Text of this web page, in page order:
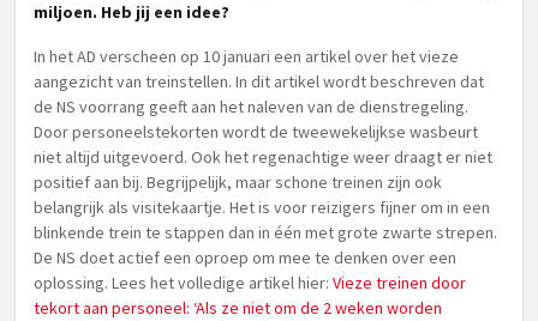
miljoen. Heb jij een idee?
In het AD verscheen op 10 januari een artikel over het vieze
aangezicht van treinstellen. In dit artikel wordt beschreven dat
de NS voorrang geeft aan het naleven van de dienstregeling.
Door personeelstekorten wordt de tweewekelijkse wasbeurt
niet altijd uitgevoerd. Ook het regenachtige weer draagt er niet
positief aan bij. Begrijpelijk, maar schone treinen zijn ook
belangrijk als visitekaartje. Het is voor reizigers fijner om in een
blinkende trein te stappen dan in één met grote zwarte strepen.
De NS doet actief een oproep om mee te denken over een
oplossing. Lees het volledige artikel hier: Vieze treinen door
tekort aan personeel: ‘Als ze niet om de 2 weken worden